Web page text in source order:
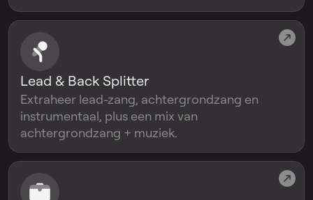
Lead & Back Splitter
Extraheer lead-zang, achtergrondzang en
instrumentaal, plus een mix van
achtergrondzang + muziek.